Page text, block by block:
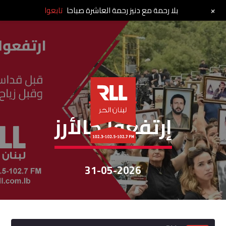
إرتفعوا كالأرز
إرتفعوا كالأرز
31-05-2026
بلا رحمة مع دنيز رحمة العاشرة صباحا تابعوا +